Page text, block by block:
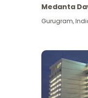
Medanta
Gurugram,